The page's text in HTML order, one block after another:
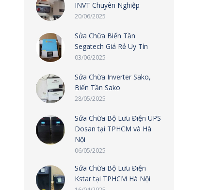
INVT Chuyên Nghiệp
20/06/2025
Sửa Chữa Biến Tần
Segatech Giá Rẻ Uy Tín
03/06/2025
Sửa Chữa Inverter Sako,
Biến Tần Sako
28/05/2025
Sửa Chữa Bộ Lưu Điện UPS
Dosan tại TPHCM và Hà
Nội
06/05/2025
Sửa Chữa Bộ Lưu Điện
Kstar tại TPHCM Hà Nội